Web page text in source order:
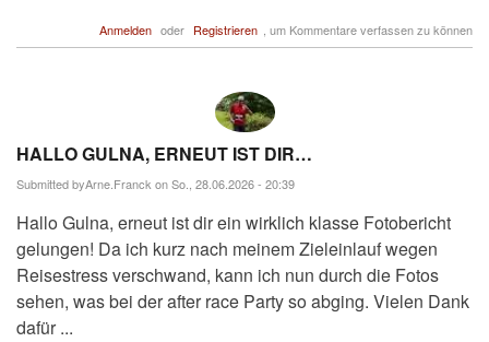
Anmelden oder Registrieren , um Kommentare verfassen zu können
HALLO GULNA, ERNEUT IST DIR…
Submitted byArne.Franck on So., 28.06.2026 - 20:39
Hallo Gulna, erneut ist dir ein wirklich klasse Fotobericht
gelungen! Da ich kurz nach meinem Zieleinlauf wegen
Reisestress verschwand, kann ich nun durch die Fotos
sehen, was bei der after race Party so abging. Vielen Dank
dafür ...